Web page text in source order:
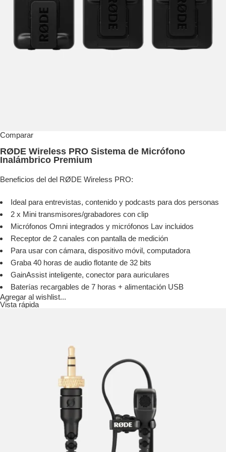
Comparar
RØDE Wireless PRO Sistema de Micrófono
Inalámbrico Premium
Beneficios del del RØDE Wireless PRO:
Ideal para entrevistas, contenido y podcasts para dos personas
2 x Mini transmisores/grabadores con clip
Micrófonos Omni integrados y micrófonos Lav incluidos
Receptor de 2 canales con pantalla de medición
Para usar con cámara, dispositivo móvil, computadora
Graba 40 horas de audio flotante de 32 bits
GainAssist inteligente, conector para auriculares
Baterías recargables de 7 horas + alimentación USB
Agregar al wishlist...
Vista rápida